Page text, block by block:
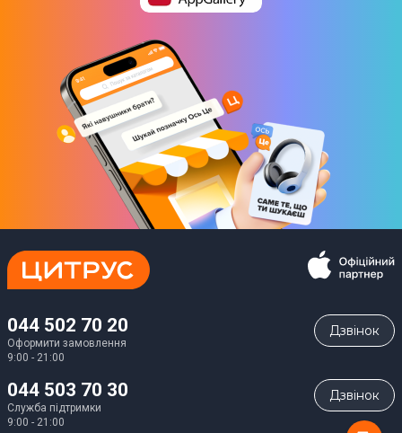
044 502 70 20
Оформити замовлення
9:00 - 21:00
Дзвiнок
044 503 70 30
Служба підтримки
9:00 - 21:00
Дзвiнок